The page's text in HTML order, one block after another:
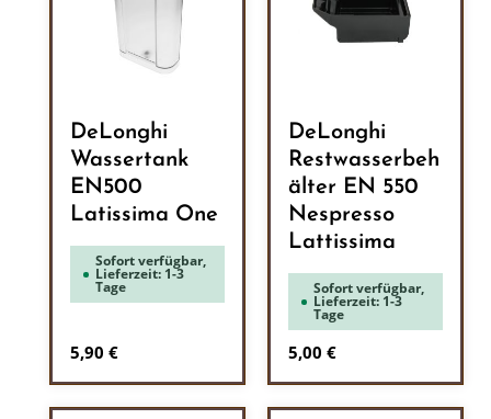
DeLonghi
Wassertank
EN500
Latissima One
Sofort verfügbar,
Lieferzeit: 1-3
Tage
Regulärer Preis:
5,90 €
DeLonghi
Restwasserbeh
älter EN 550
Nespresso
Lattissima
Sofort verfügbar,
Lieferzeit: 1-3
Tage
Regulärer Preis:
5,00 €